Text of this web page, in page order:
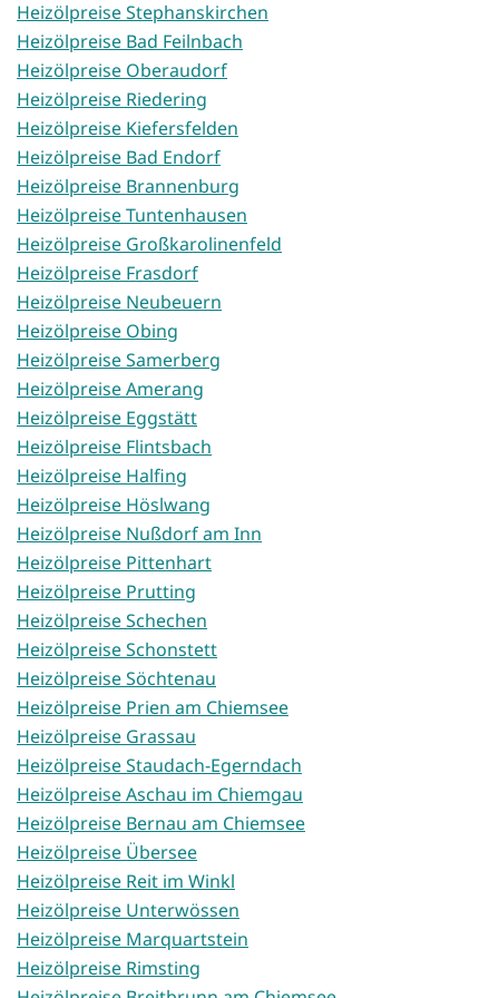
Heizölpreise Stephanskirchen
Heizölpreise Bad Feilnbach
Heizölpreise Oberaudorf
Heizölpreise Riedering
Heizölpreise Kiefersfelden
Heizölpreise Bad Endorf
Heizölpreise Brannenburg
Heizölpreise Tuntenhausen
Heizölpreise Großkarolinenfeld
Heizölpreise Frasdorf
Heizölpreise Neubeuern
Heizölpreise Obing
Heizölpreise Samerberg
Heizölpreise Amerang
Heizölpreise Eggstätt
Heizölpreise Flintsbach
Heizölpreise Halfing
Heizölpreise Höslwang
Heizölpreise Nußdorf am Inn
Heizölpreise Pittenhart
Heizölpreise Prutting
Heizölpreise Schechen
Heizölpreise Schonstett
Heizölpreise Söchtenau
Heizölpreise Prien am Chiemsee
Heizölpreise Grassau
Heizölpreise Staudach-Egerndach
Heizölpreise Aschau im Chiemgau
Heizölpreise Bernau am Chiemsee
Heizölpreise Übersee
Heizölpreise Reit im Winkl
Heizölpreise Unterwössen
Heizölpreise Marquartstein
Heizölpreise Rimsting